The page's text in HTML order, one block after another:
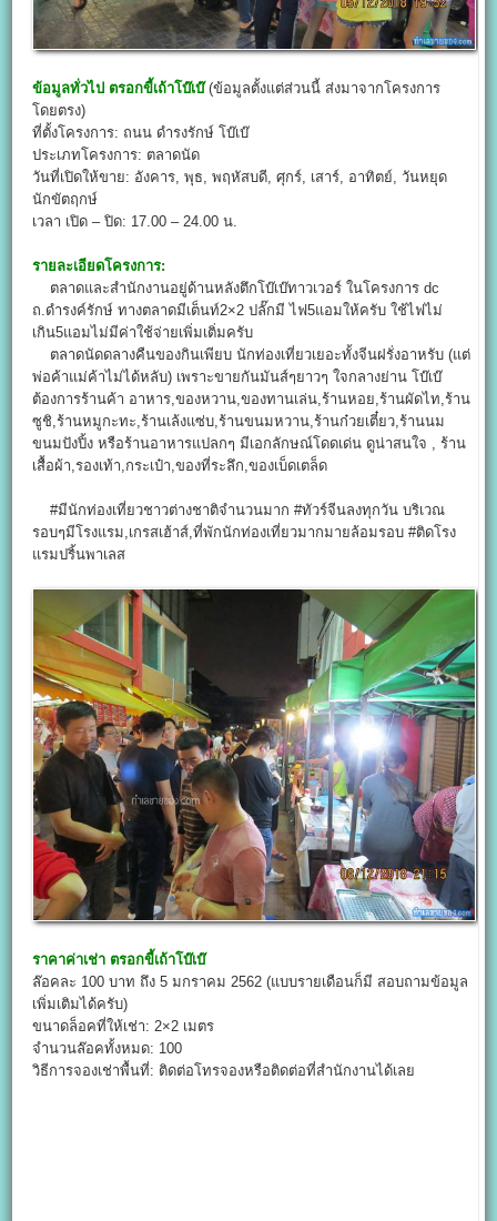
ข้อมูลทั่วไป ตรอกขี้เถ้าโบ๊เบ๊(ข้อมูลตั้งแต่ส่วนนี้ ส่งมาจากโครงการ
โดยตรง)
ที่ตั้งโครงการ: ถนน ดำรงรักษ์ โบ๊เบ๊
ประเภทโครงการ: ตลาดนัด
วันที่เปิดให้ขาย: อังคาร, พุธ, พฤหัสบดี, ศุกร์, เสาร์, อาทิตย์, วันหยุด
นักขัตฤกษ์
เวลา เปิด – ปิด: 17.00 – 24.00 น.
รายละเอียดโครงการ:
ตลาดและสำนักงานอยู่ด้านหลังตึกโบ๊เบ๊ทาวเวอร์ ในโครงการ dc
ถ.ดำรงค์รักษ์ ทางตลาดมีเต็นท์2×2 ปลั๊กมี ไฟ5แอมให้ครับ ใช้ไฟไม่
เกิน5แอมไม่มีค่าใช้จ่ายเพิ่มเติ่มครับ
ตลาดนัดดลางคืนของกินเพียบ นักท่องเที่ยวเยอะทั้งจีนฝรั่งอาหรับ (แต่
พ่อค้าแม่ค้าไม่ได้หลับ) เพราะขายกันมันส์ๆยาวๆ ใจกลางย่าน โบ๊เบ๊
ต้องการร้านค้า อาหาร,ของหวาน,ของทานเล่น,ร้านหอย,ร้านผัดไท,ร้าน
ซูชิ,ร้านหมูกะทะ,ร้านเล้งแซ่บ,ร้านขนมหวาน,ร้านก๋วยเตี๋ยว,ร้านนม
ขนมปังปิ้ง หรือร้านอาหารแปลกๆ มีเอกลักษณ์โดดเด่น ดูน่าสนใจ , ร้าน
เสื้อผ้า,รองเท้า,กระเป๋า,ของที่ระลึก,ของเบ็ดเตล็ด
#มีนักท่องเที่ยวชาวต่างชาติจำนวนมาก #ทัวร์จีนลงทุกวัน บริเวณ
รอบๆมีโรงแรม,เกรสเฮ้าส์,ที่พักนักท่องเที่ยวมากมายล้อมรอบ #ติดโรง
แรมปริ้นพาเลส
ราคาค่าเช่า ตรอกขี้เถ้าโบ๊เบ๊
ล๊อคละ 100 บาท ถึง 5 มกราคม 2562 (แบบรายเดือนก็มี สอบถามข้อมูล
เพิ่มเติมได้ครับ)
ขนาดล็อคที่ให้เช่า: 2×2 เมตร
จำนวนล๊อคทั้งหมด: 100
วิธีการจองเช่าพื้นที่: ติดต่อโทรจองหรือติดต่อที่สำนักงานได้เลย